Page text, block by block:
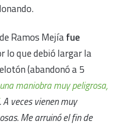
Ramos Mejíafue
lo que debió largar la
(abandonó a 5
maniobra muy peligrosa,
. A veces vienen muy
Me arruinó el fin de